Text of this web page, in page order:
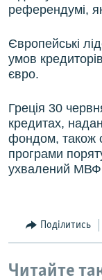
референдумі,
Європейські
умов
євро.
Греція 30
кредитах,
фондом, також
програми
ухвалений
Поділитись
Читайте